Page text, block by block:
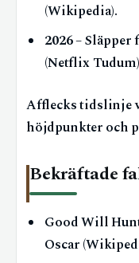
(Wikipedia).
2026– Släpper
(Netflix
Afflecks tidslinje
höjdpunkter och
Bekräftade
Good Will
Oscar